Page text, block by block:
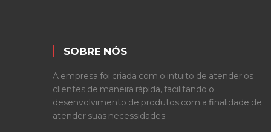
SOBRE NÓS
A empresa foi criada com o intuito de atender os
clientes de maneira rápida, facilitando o
desenvolvimento de produtos com a finalidade de
atender suas necessidades.